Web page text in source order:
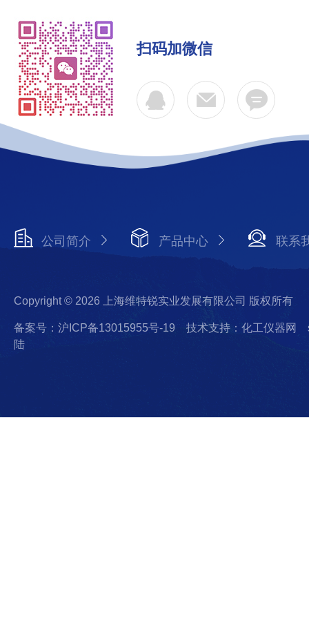
扫码加微信
公司简介 产品中心 联系
Copyright © 2026 上海维特锐实业发展有限公司 版权所有
备案号：沪ICP备13015955号-19 技术支持：化工仪器网
陆